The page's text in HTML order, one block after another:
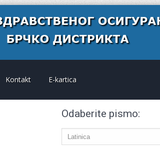
Kontakt E-kartica
Odaberite pismo: